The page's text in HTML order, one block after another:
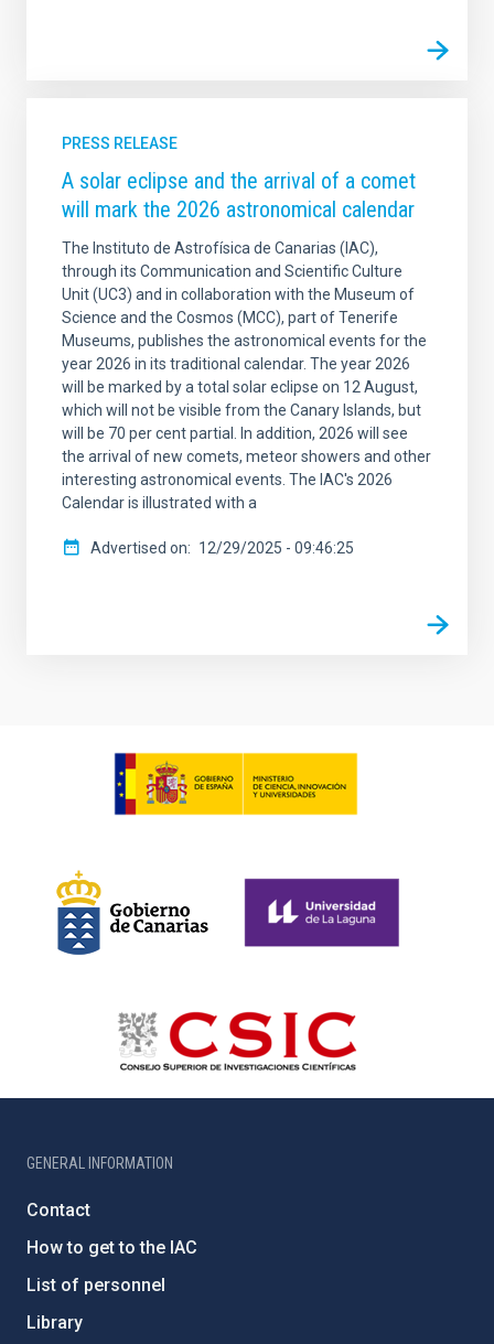
PRESS RELEASE
A solar eclipse and the arrival of a comet
will mark the 2026 astronomical calendar
The Instituto de Astrofísica de Canarias (IAC),
through its Communication and Scientific Culture
Unit (UC3) and in collaboration with the Museum of
Science and the Cosmos (MCC), part of Tenerife
Museums, publishes the astronomical events for the
year 2026 in its traditional calendar. The year 2026
will be marked by a total solar eclipse on 12 August,
which will not be visible from the Canary Islands, but
will be 70 per cent partial. In addition, 2026 will see
the arrival of new comets, meteor showers and other
interesting astronomical events. The IAC's 2026
Calendar is illustrated with a
Advertised on 12/29/2025 - 09:46:25
GENERAL INFORMATION
Contact
How to get to the IAC
List of personnel
Library